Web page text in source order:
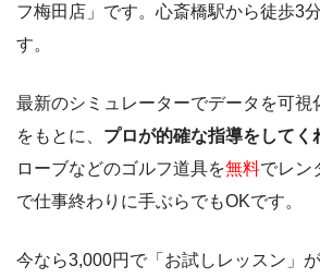
フ梅田店」です。心斎橋駅から徒歩3
す。
最新のシミュレーターでデータを可視
をもとに、 プロが的確な指導をしてく
ローブなどのゴルフ道具を無料でレン
で仕事終わりに手ぶらでもOKです。
今なら3,000円で「お試しレッスン」